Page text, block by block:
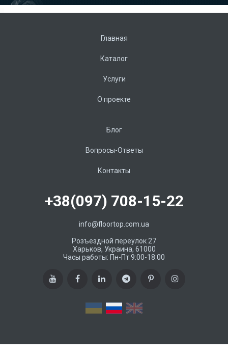
Главная
Каталог
Услуги
О проекте
Блог
Вопросы-Ответы
Контакты
+38(097) 708-15-22
info@floortop.com.ua
Розъездной переулок 27
Харьков, Украина, 61000
Часы работы: Пн-Пт 9:00-18:00
UA
RU